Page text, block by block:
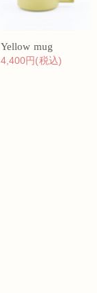
Yellow mug
4,400円(税込)